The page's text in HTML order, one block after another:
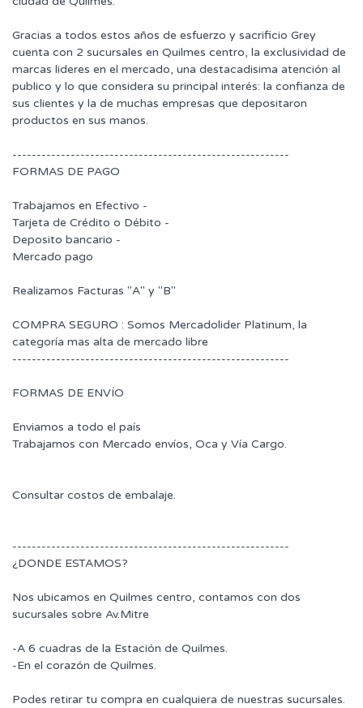
Gracias a todos estos años de esfuerzo y sacrificio Grey
cuenta con 2 sucursales en Quilmes centro, la exclusividad de
marcas lideres en el mercado, una destacadisima atención al
publico y lo que considera su principal interés: la confianza de
sus clientes y la de muchas empresas que depositaron
productos en sus manos.
---------------------------------------------------------
FORMAS DE PAGO
Trabajamos en Efectivo -
Tarjeta de Crédito o Débito -
Deposito bancario -
Mercado pago
Realizamos Facturas "A" y "B"
COMPRA SEGURO : Somos Mercadolider Platinum, la
categoría mas alta de mercado libre
---------------------------------------------------------
FORMAS DE ENVÍO
Enviamos a todo el país
Trabajamos con Mercado envíos, Oca y Vía Cargo.
Consultar costos de embalaje.
---------------------------------------------------------
¿DONDE ESTAMOS?
Nos ubicamos en Quilmes centro, contamos con dos
sucursales sobre Av.Mitre
-A 6 cuadras de la Estación de Quilmes.
-En el corazón de Quilmes.
Podes retirar tu compra en cualquiera de nuestras sucursales.